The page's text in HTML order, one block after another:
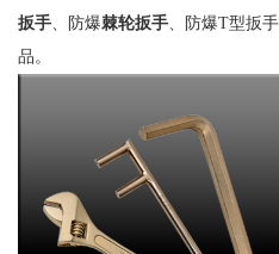
扳手 、防爆棘轮扳手 、防爆T型扳
品。